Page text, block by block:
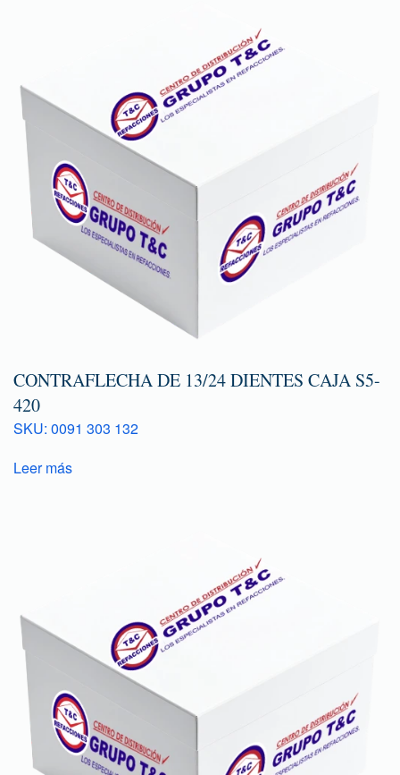
CONTRAFLECHA DE 13/24 DIENTES CAJA S5-
420
SKU: 0091 303 132
Leer más